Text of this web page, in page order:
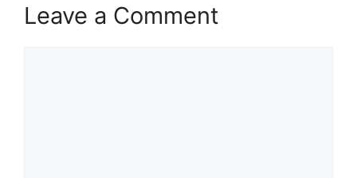
Leave a Comment